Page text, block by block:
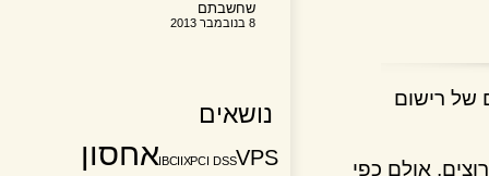
רישום
אולם כפי
שחשבתם
נושאים
IBCIIXPCI DSSVPS
אחסון